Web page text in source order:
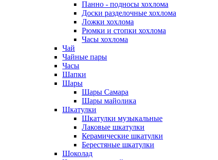
Панно - подносы хохлома
Доски разделочные хохлома
Ложки хохлома
Рюмки и стопки хохлома
Часы хохлома
Чай
Чайные пары
Часы
Шапки
Шары
Шары Самара
Шары майолика
Шкатулки
Шкатулки музыкальные
Лаковые шкатулки
Керамические шкатулки
Берестяные шкатулки
Шоколад